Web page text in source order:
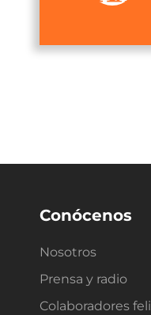
Conócenos
Nosotros
Prensa y radio
Colaboradores